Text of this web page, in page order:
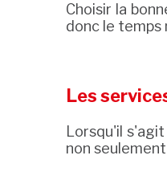
Choisir la
donc le temps
Les
Lorsqu'il
non